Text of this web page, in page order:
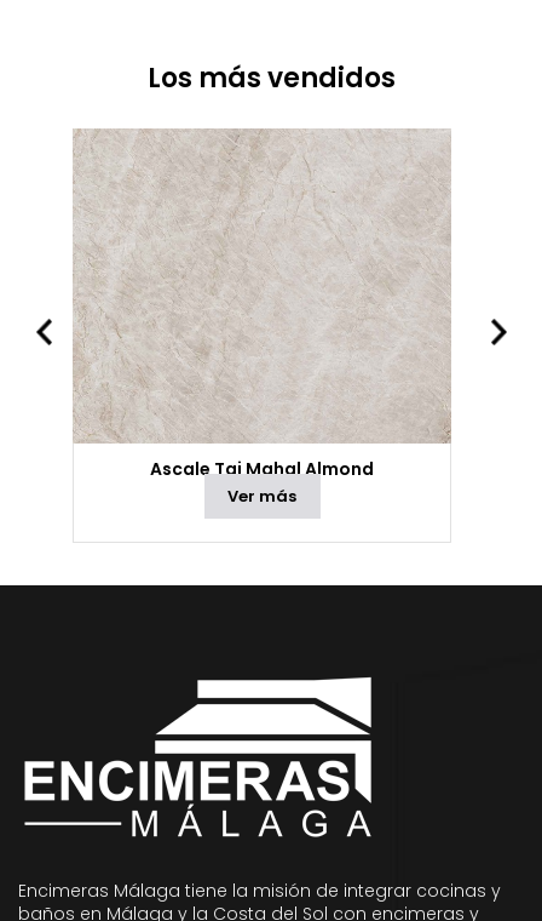
Los más vendidos
Ascale Taj Mahal Almond
Ver más
Encimeras Málaga tiene la misión de integrar cocinas y
baños en Málaga y la Costa del Sol con encimeras y